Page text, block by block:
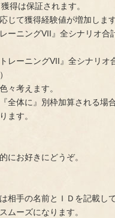
得は保証されます。
て獲得経験値が増加します
ーニングVII』全シナリオ合
ーニングVII』全シナリオ
々考えます。
体に』別枠加算される場合
ます。
にお好きにどうぞ。
相手の名前とＩＤを記載し
ムーズになります。